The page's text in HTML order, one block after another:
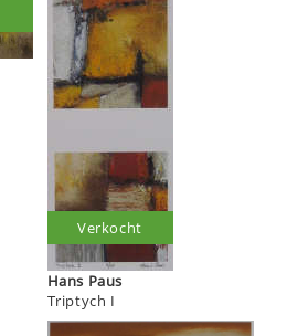
Hans Paus
Triptych I
Verkocht